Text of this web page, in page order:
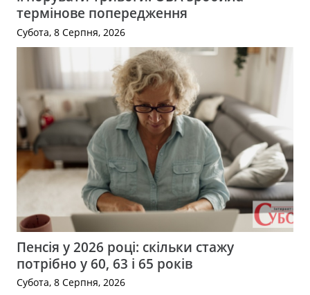
термінове попередження
Субота, 8 Серпня, 2026
Пенсія у 2026 році: скільки стажу
потрібно у 60, 63 і 65 років
Субота, 8 Серпня, 2026